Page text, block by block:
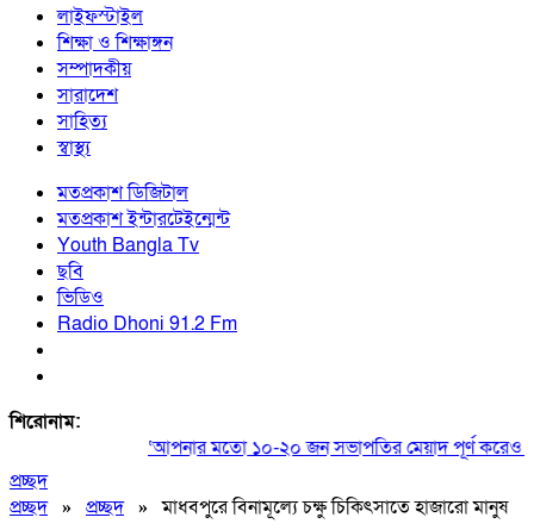
লাইফস্টাইল
শিক্ষা ও শিক্ষাঙ্গন
সম্পাদকীয়
সারাদেশ
সাহিত্য
স্বাস্থ্য
মতপ্রকাশ ডিজিটাল
মতপ্রকাশ ইন্টারটেইন্মেন্ট
Youth Bangla Tv
ছবি
ভিডিও
Radio Dhoni 91.2 Fm
শিরোনাম:
‘আপনার মতো ১০-২০ জন সভাপতির মেয়াদ পূর্ণ করেও
প্রচ্ছদ
প্রচ্ছদ» প্রচ্ছদ»মাধবপুরে বিনামূল্যে চক্ষু চিকিৎসাতে হাজারো মানুষ